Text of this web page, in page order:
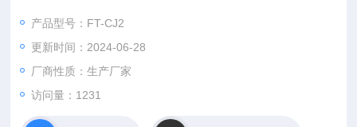
产品型号：FT-CJ2
更新时间：2024-06-28
厂商性质：生产厂家
访问量：1231